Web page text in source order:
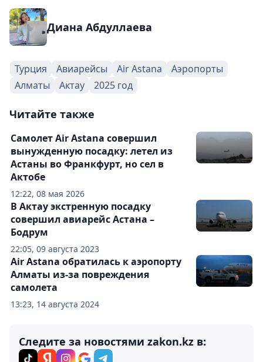
Диана Абдуллаева
Турция Авиарейсы Air Astana
Аэропорты
Алматы
Актау 2025 год
Читайте также
12:22, 08 мая 2026
Самолет Air Astana совершил
вынужденную посадку: летел из
Астаны во Франкфурт, но сел в
Актобе
22:05, 09 августа 2023
В Актау экстренную посадку
совершил авиарейс Астана –
Бодрум
13:23, 14 августа 2024
Air Astana обратилась к аэропорту
Алматы из-за повреждения
самолета
Следите за новостями zakon.kz в: